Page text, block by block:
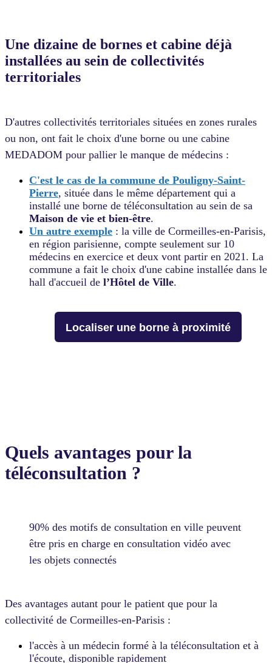
Une dizaine de bornes et cabine déjà
installées au sein de collectivités
territoriales
D'autres collectivités territoriales situées en zones rurales
ou non, ont fait le choix d'une borne ou une cabine
MEDADOM pour pallier le manque de médecins :
C'est le cas de la commune de Pouligny-Saint-
Pierre, située dans le même département qui a
installé une borne de téléconsultation au sein de sa
Maison de vie et bien-être.
Un autre exemple : la ville de Cormeilles-en-Parisis,
en région parisienne, compte seulement sur 10
médecins en exercice et deux vont partir en 2021. La
commune a fait le choix d'une cabine installée dans le
hall d'accueil de l’Hôtel de Ville.
Localiser une borne à proximité
Quels avantages pour la
téléconsultation ?
90% des motifs de consultation en ville peuvent
être pris en charge en consultation vidéo avec
les objets connectés
Des avantages autant pour le patient que pour la
collectivité de Cormeilles-en-Parisis :
l'accès à un médecin formé à la téléconsultation et à
l'écoute, disponible rapidement